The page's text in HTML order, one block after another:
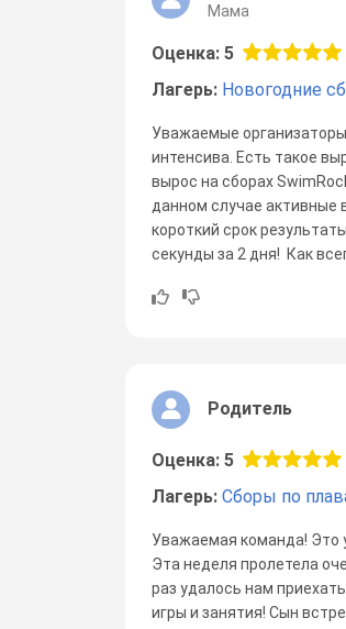
Мама
Оценка: 5
Лагерь: Новогодние
Уважаемые
интенсива. Есть такое
вырос на сборах
данном случае активные
короткий срок
секунды за 2 дня! Как
Родитель
Оценка: 5
Лагерь: Сборы по
Уважаемая команда! Это
Эта неделя пролетела
раз удалось нам
игры и занятия! Сын